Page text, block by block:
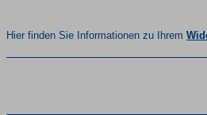
Hier finden Sie Informationen zu Ihrem